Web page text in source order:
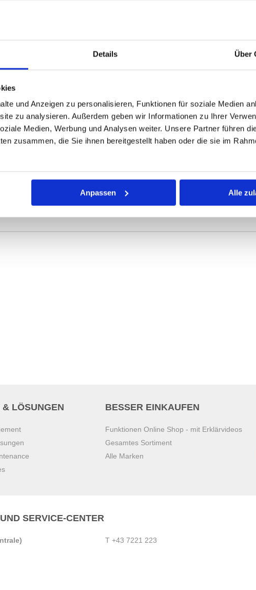
Details Über
und Anzeigen zu personalisieren, Funktionen für soziale Medien
zu analysieren. Außerdem geben wir Informationen zu Ihrer
Medien, Werbung und Analysen weiter. Unsere Partner führen
zusammen, die Sie ihnen bereitgestellt haben oder die sie im
Anpassen Alle
mit kreisförmigem Querschnitt für die unterschiedlichsten
definieren die Abmessungen.
& LÖSUNGEN BESSER EINKAUFEN
Funktionen Online Shop - mit Erklärvideos
Gesamtes Sortiment
Alle Marken
SERVICE-CENTER
T +43 7221 223